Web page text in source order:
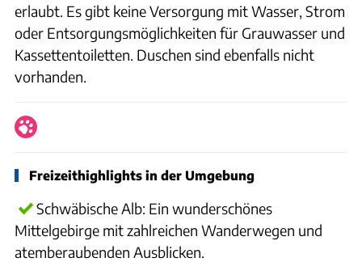
erlaubt. Es gibt keine Versorgung mit Wasser, Strom
oder Entsorgungsmöglichkeiten für Grauwasser und
Kassettentoiletten. Duschen sind ebenfalls nicht
vorhanden.
Freizeithighlights in der Umgebung
Schwäbische Alb: Ein wunderschönes
Mittelgebirge mit zahlreichen Wanderwegen und
atemberaubenden Ausblicken.